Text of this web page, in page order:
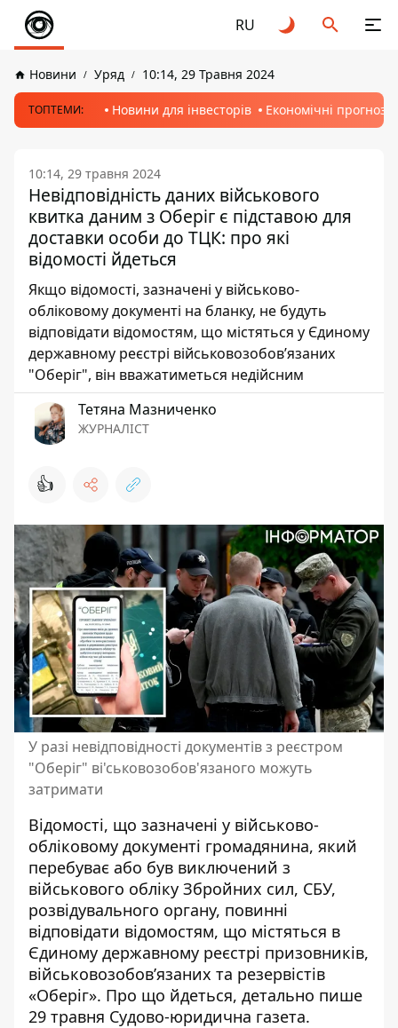
RU
Новини Уряд 10:14, 29 Травня 2024
ТОПТЕМИ: Новини для інвесторів Економічні прогнози
10:14, 29 травня 2024
Невідповідність даних військового
квитка даним з Оберіг є підставою для
доставки особи до ТЦК: про які
відомості йдеться
Якщо відомості, зазначені у військово-
обліковому документі на бланку, не будуть
відповідати відомостям, що містяться у Єдиному
державному реєстрі військовозобов’язаних
"Оберіг", він вважатиметься недійсним
Тетяна Мазниченко
ЖУРНАЛІСТ
👍
У разі невідповідності документів з реєстром
"Оберіг" ві'ськовозобов'язаного можуть
затримати
Відомості, що зазначені у військово-
обліковому документі громадянина, який
перебуває або був виключений з
військового обліку Збройних сил, СБУ,
розвідувального органу, повинні
відповідати відомостям, що містяться в
Єдиному державному реєстрі призовників,
військовозобов’язаних та резервістів
«Оберіг». Про що йдеться, детально пише
29 травня Судово-юридична газета.